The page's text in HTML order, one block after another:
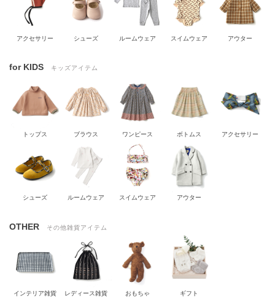
アクセサリー シューズ ルームウェア スイムウェア アウター
for KIDS キッズアイテム
トップス ブラウス ワンピース ボトムス アクセサリー
シューズ ルームウェア スイムウェア アウター
OTHER その他雑貨アイテム
インテリア雑貨 レディース雑貨 おもちゃ ギフト